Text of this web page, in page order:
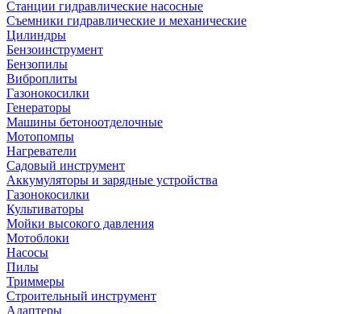
Станции гидравлические насосные
Съемники гидравлические и механические
Цилиндры
Бензоинструмент
Бензопилы
Виброплиты
Газонокосилки
Генераторы
Машины бетоноотделочные
Мотопомпы
Нагреватели
Садовый инструмент
Аккумуляторы и зарядные устройства
Газонокосилки
Культиваторы
Мойки высокого давления
Мотоблоки
Насосы
Пилы
Триммеры
Строительный инструмент
Адаптеры